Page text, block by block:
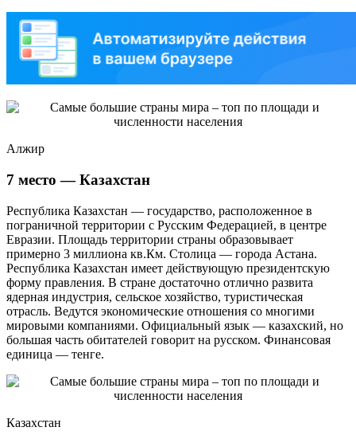
Алжир
7 место — Казахстан
Республика Казахстан — государство, расположенное в
пограничной территории с Русским Федерацией, в центре
Евразии. Площадь территории страны образовывает
примерно 3 миллиона кв.Км. Столица — города Астана.
Республика Казахстан имеет действующую президентскую
форму правления. В стране достаточно отлично развита
ядерная индустрия, сельское хозяйство, туристическая
отрасль. Ведутся экономические отношения со многими
мировыми компаниями. Официальный язык — казахский, но
большая часть обитателей говорит на русском. Финансовая
единица — тенге.
Казахстан